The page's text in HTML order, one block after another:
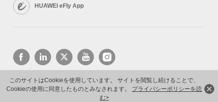
このサイトはCookieを使用しています。 サイトを閲覧し続けることで、
Cookieの使用に同意したものとみなされます。 プライバシーポリシーを読
む>
HUAWEI eFly App
Copyright © 2026 Huawei Technologies Co., Ltd. All rights reserved.
プライバシーポリシー